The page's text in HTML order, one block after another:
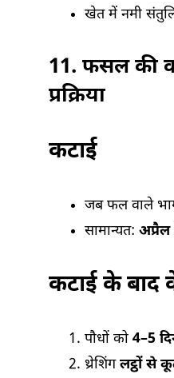
खेत में नमी
11. फसल की
प्रक्रिया
कटाई
जब फल वाले
सामान्यत:
कटाई के बाद
पौधों को 4–5
थ्रेशिंगलट्ठों से